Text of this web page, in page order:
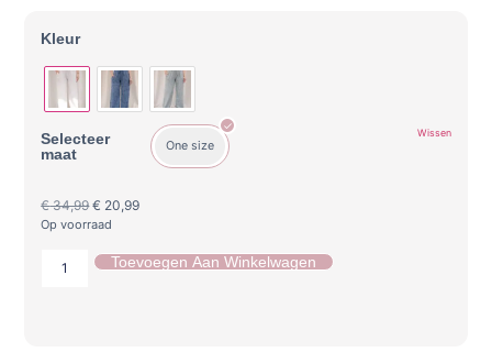
Kleur
Selecteer
maat
One size
Wissen
€34,99 € 20,99
Op voorraad
Toevoegen Aan Winkelwagen